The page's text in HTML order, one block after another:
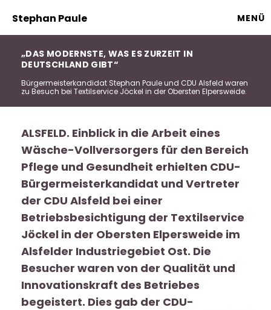
Stephan Paule MENÜ
DAS MODERNSTE, WAS ES ZURZEIT IN
DEUTSCHLAND GIBT“
Bürgermeisterkandidat Stephan Paule und CDU Alsfeld waren
zu Besuch bei Textilservice Jöckel in der Obersten Elpersweide.
ALSFELD. Einblick in die Arbeit eines
Wäsche-Vollversorgers für den Bereich
Pflege und Gesundheit erhielten CDU-
Bürgermeisterkandidat und Vertreter
der CDU Alsfeld bei einer
Betriebsbesichtigung der Textilservice
Jöckel in der Obersten Elpersweide im
Alsfelder Industriegebiet Ost. Die
Besucher waren von der Qualität und
Innovationskraft des Betriebes
begeistert. Dies gab der CDU-